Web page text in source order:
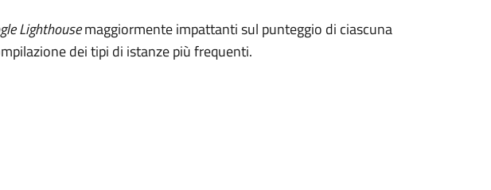
Lighthousemaggiormente impattanti sul punteggio di ciascuna
dei tipi di istanze più frequenti.